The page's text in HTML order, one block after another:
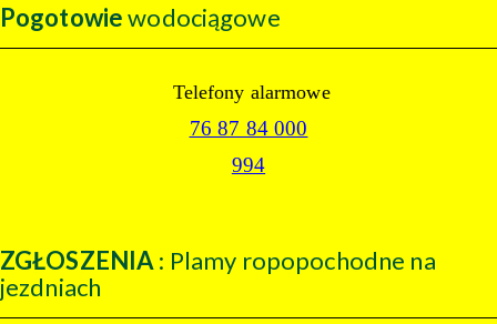
Pogotowiewodociągowe
Telefony alarmowe
76 87 84 000
994
ZGŁOSZENIA : Plamy ropopochodne na
jezdniach